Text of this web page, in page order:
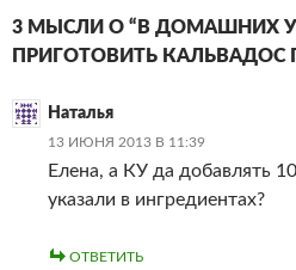
3 МЫСЛИ О “В ДОМАШНИХ
ПРИГОТОВИТЬ КАЛЬВАДОС
Наталья
13 ИЮНЯ 2013 В 11:39
Елена, а КУ да добавлять
указали в ингредиентах?
ОТВЕТИТЬ